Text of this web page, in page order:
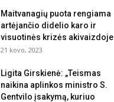
Maitvanagių puota rengiama
artėjančio didelio karo ir
visuotinės krizės akivaizdoje
21 kovo, 2023
Ligita Girskienė: „Teismas
naikina aplinkos ministro S.
Gentvilo įsakymą, kuriuo